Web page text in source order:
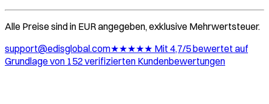
Alle Preise sind in EUR angegeben, exklusive Mehrwertsteuer.
support@edisglobal.com★★★★★ Mit 4,7/5 bewertet auf
Grundlage von 152 verifizierten Kundenbewertungen